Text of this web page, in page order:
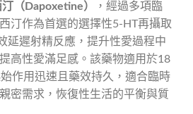
（Dapoxetine）
，經過多項臨
汀作為首選的選擇性5-HT再攝取
延遲射精反應，提升性愛過程中
高性愛滿足感。該藥物適用於18
作用迅速且藥效持久，適合臨時
密需求，恢復性生活的平衡與質